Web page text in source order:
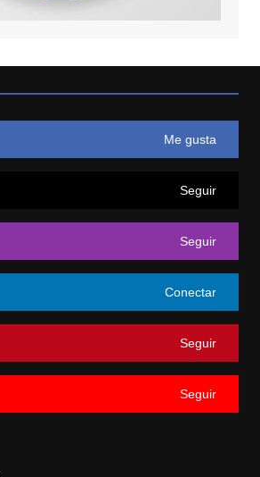
Me gusta
Seguir
Seguir
Conectar
Seguir
Seguir